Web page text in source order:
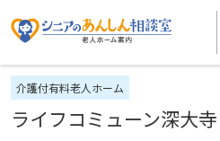
介護付有料老人ホーム
ライフコミューン深大寺